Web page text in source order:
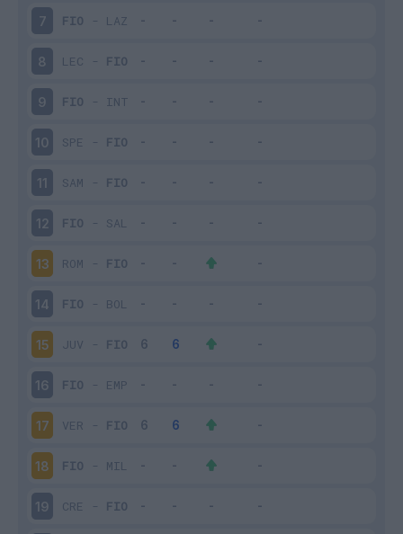
7 FIO - LAZ
8 LEC - FIO
9 FIO - INT
10 SPE - FIO
11 SAM - FIO
12 FIO - SAL
13 ROM - FIO
14 FIO - BOL
15 JUV - FIO
16 FIO - EMP
17 VER - FIO
18 FIO - MIL
19 CRE - FIO